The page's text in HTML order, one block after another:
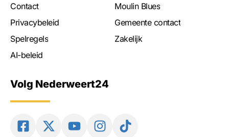
Contact
Privacybeleid
Spelregels
AI-beleid
Moulin Blues
Gemeente contact
Zakelijk
Volg Nederweert24